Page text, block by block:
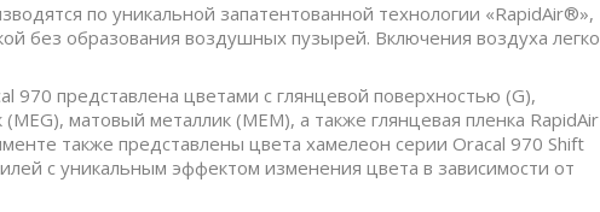
по уникальной запатентованной технологии «RapidAir®»,
без образования воздушных пузырей. Включения воздуха легко
представлена цветами с глянцевой поверхностью (G),
матовый металлик (MEM), а также глянцевая пленка RapidAir
также представлены цвета хамелеон серии Oracal 970 Shift
с уникальным эффектом изменения цвета в зависимости от